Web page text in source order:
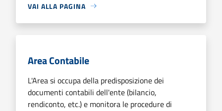
VAI ALLA PAGINA
Area Contabile
L'Area si occupa della predisposizione dei
documenti contabili dell'ente (bilancio,
rendiconto, etc.) e monitora le procedure di